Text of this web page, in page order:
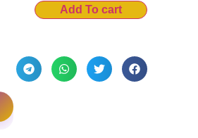
Add To cart